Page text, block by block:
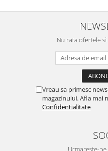
Nu rata ofertele
Vreau sa primesc
magazinului. Afla mai
Confidentialitate
Urmareste-